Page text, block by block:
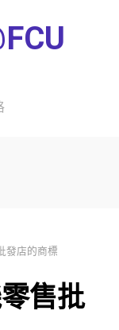
發店的商標
售批